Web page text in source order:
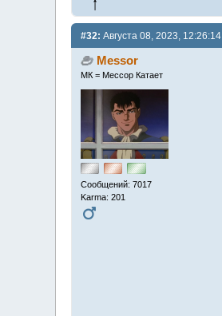
#32: Августа 08, 2023, 12:26:14
Messor
МК = Мессор Катает
Сообщений: 7017
Karma: 201